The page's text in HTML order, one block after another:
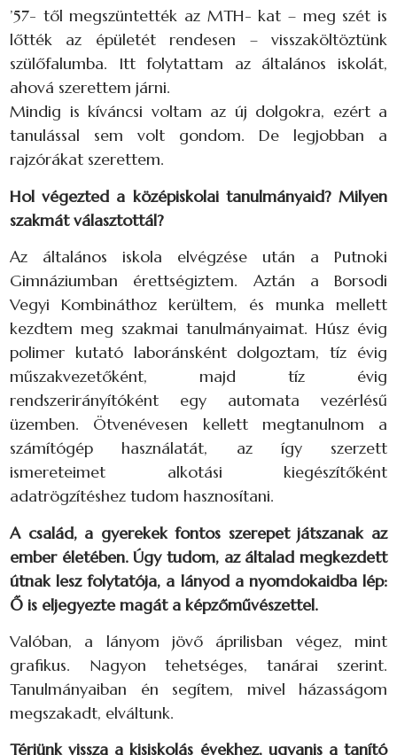
’57- től megszüntették az MTH- kat – meg szét is
lőtték az épületét rendesen – visszaköltöztünk
szülőfalumba. Itt folytattam az általános iskolát,
ahová szerettem járni.
Mindig is kíváncsi voltam az új dolgokra, ezért a
tanulással sem volt gondom. De legjobban a
rajzórákat szerettem.
Hol végezted a középiskolai tanulmányaid? Milyen
szakmát választottál?
Az általános iskola elvégzése után a Putnoki
Gimnáziumban érettségiztem. Aztán a Borsodi
Vegyi Kombináthoz kerültem, és munka mellett
kezdtem meg szakmai tanulmányaimat. Húsz évig
polimer kutató laboránsként dolgoztam, tíz évig
műszakvezetőként, majd tíz évig
rendszerirányítóként egy automata vezérlésű
üzemben. Ötvenévesen kellett megtanulnom a
számítógép használatát, az így szerzett
ismereteimet alkotási kiegészítőként
adatrögzítéshez tudom hasznosítani.
A család, a gyerekek fontos szerepet játszanak az
ember életében. Úgy tudom, az általad megkezdett
útnak lesz folytatója, a lányod a nyomdokaidba lép:
Ő is eljegyezte magát a képzőművészettel.
Valóban, a lányom jövő áprilisban végez, mint
grafikus. Nagyon tehetséges, tanárai szerint.
Tanulmányaiban én segítem, mivel házasságom
megszakadt, elváltunk.
Térjünk vissza a kisiskolás évekhez, ugyanis a tanító